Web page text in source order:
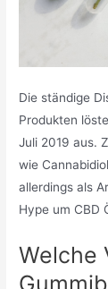
Die ständige
Produkten
Juli 2019 aus.
wie
allerdings als
Hype um CBD
Welche